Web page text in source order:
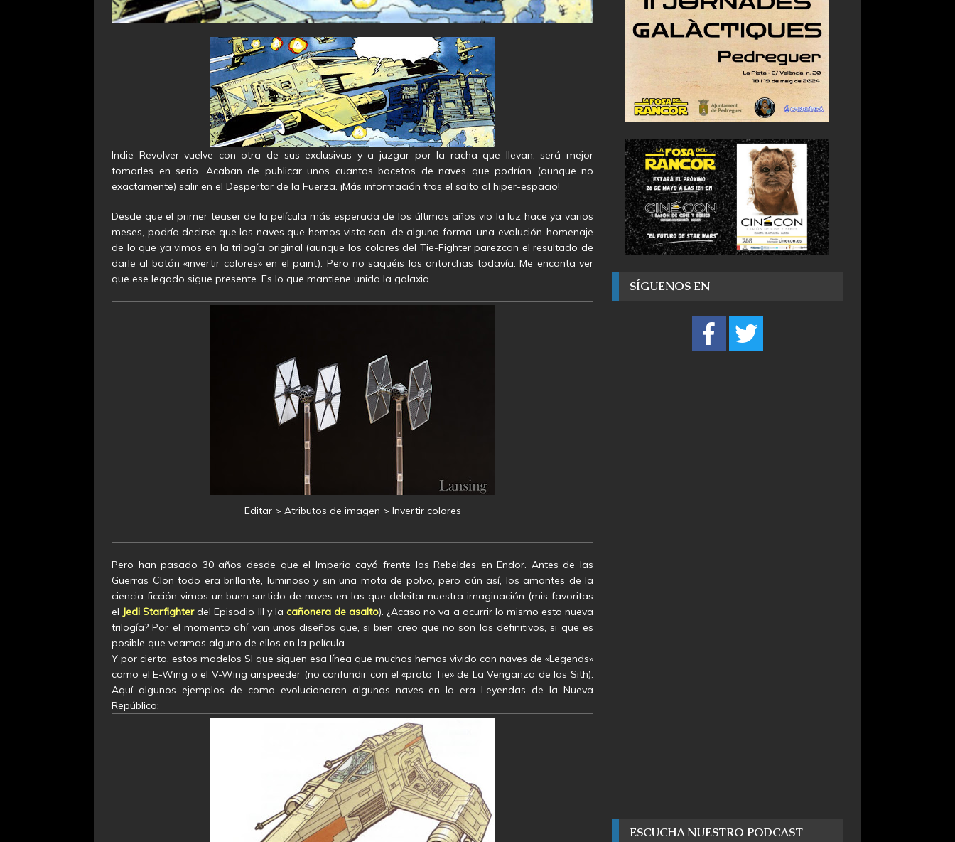
Indie Revolver vuelve con otra de sus exclusivas y a juzgar por la racha que llevan, será mejor
tomarles en serio. Acaban de publicar unos cuantos bocetos de naves que podrían (aunque no
exactamente) salir en el Despertar de la Fuerza. ¡Más información tras el salto al hiper-espacio!
Desde que el primer teaser de la película más esperada de los últimos años vio la luz hace ya varios
meses, podría decirse que las naves que hemos visto son, de alguna forma, una evolución-homenaje
de lo que ya vimos en la trilogía original (aunque los colores del Tie-Fighter parezcan el resultado de
darle al botón «invertir colores» en el paint). Pero no saquéis las antorchas todavía. Me encanta ver
que ese legado sigue presente. Es lo que mantiene unida la galaxia.
Editar > Atributos de imagen > Invertir colores
Pero han pasado 30 años desde que el Imperio cayó frente los Rebeldes en Endor. Antes de las
Guerras Clon todo era brillante, luminoso y sin una mota de polvo, pero aún así, los amantes de la
ciencia ficción vimos un buen surtido de naves en las que deleitar nuestra imaginación (mis favoritas
el Jedi Starfighter del Episodio III y la cañonera de asalto). ¿Acaso no va a ocurrir lo mismo esta nueva
trilogía? Por el momento ahí van unos diseños que, si bien creo que no son los definitivos, si que es
posible que veamos alguno de ellos en la película.
Y por cierto, estos modelos SI que siguen esa línea que muchos hemos vivido con naves de «Legends»
como el E-Wing o el V-Wing airspeeder (no confundir con el «proto Tie» de La Venganza de los Sith).
Aquí algunos ejemplos de como evolucionaron algunas naves en la era Leyendas de la Nueva
República:
SÍGUENOS EN
ESCUCHA NUESTRO PODCAST